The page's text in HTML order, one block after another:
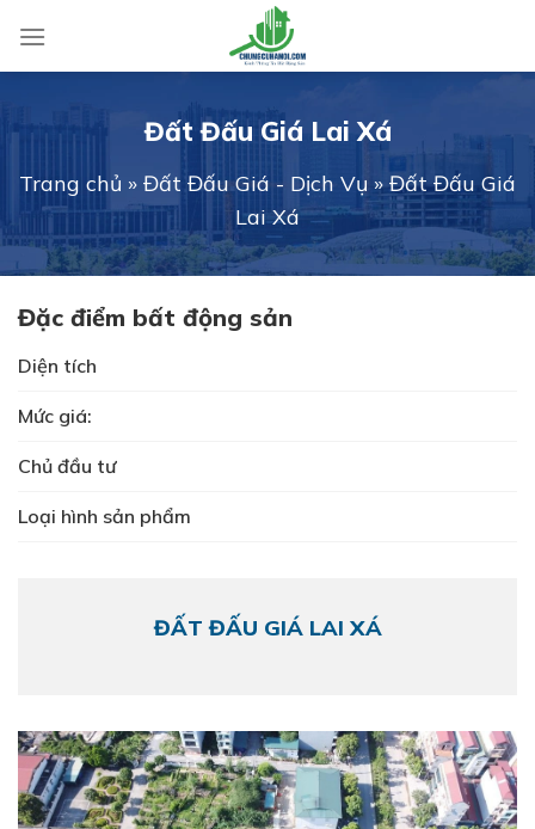
content
Đất Đấu Giá Lai Xá
Trang chủ » Đất Đấu Giá - Dịch Vụ »Đất Đấu Giá
Lai Xá
Đặc điểm bất động sản
Diện tích
Mức giá:
Chủ đầu tư
Loại hình sản phẩm
ĐẤT ĐẤU GIÁ LAI XÁ